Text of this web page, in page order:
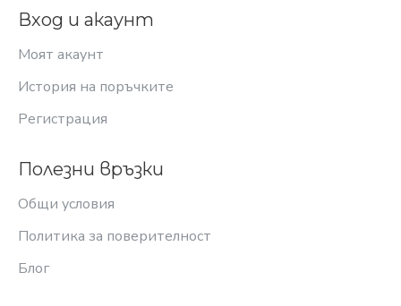
Вход и акаунт
Моят акаунт
История на поръчките
Регистрация
Полезни връзки
Общи условия
Политика за поверителност
Блог